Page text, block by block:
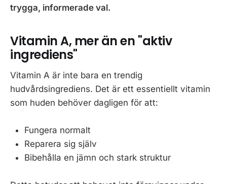
trygga, informerade val.
Vitamin A, mer än en "aktiv
ingrediens"
Vitamin A är inte bara en trendig
hudvårdsingrediens. Det är ett essentiellt vitamin
som huden behöver dagligen för att:
Fungera normalt
Reparera sig själv
Bibehålla en jämn och stark struktur